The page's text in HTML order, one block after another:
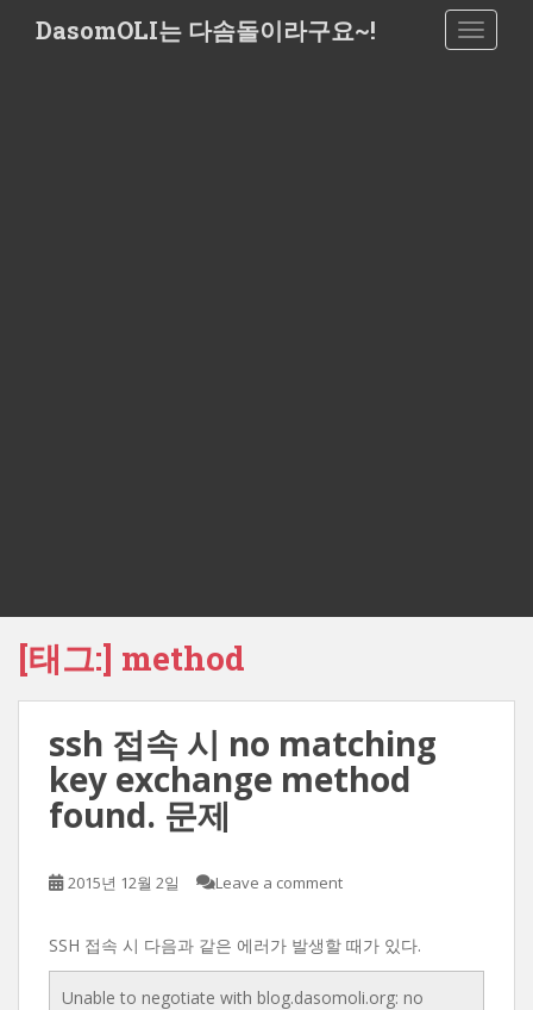
DasomOLI는 다솜돌이라구요~!
[태그:] method
ssh 접속 시 no matching
key exchange method
found. 문제
2015년 12월 2일 Leave a comment
SSH 접속 시 다음과 같은 에러가 발생할 때가 있다.
Unable to negotiate with blog.dasomoli.org: no